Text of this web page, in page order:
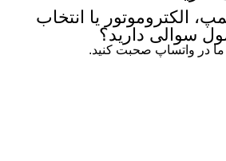
الکتروموتور یا انتخاب
سوالی دارید؟
ما در واتساپ صحبت کنید.